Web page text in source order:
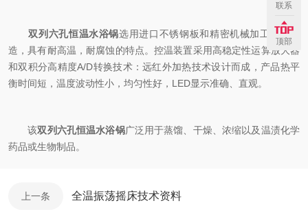
双列六孔恒温水浴锅选用进口不锈钢板和精密机械加工工艺制
造，具有耐高温，耐腐蚀的特点。控温装置采用高稳定性运算放大器
和双积分高精度A/D转换技术：远红外加热技术设计而成，产品热平
衡时间短，温度波动性小，均匀性好，LED显示准确、直观。
该双列六孔恒温水浴锅广泛用于蒸馏、干燥、浓缩以及温渍化学
药品或生物制品。
上一条 全温振荡摇床技术资料
联系
顶部